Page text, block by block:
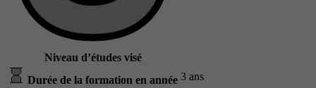
Niveau d’études visé
Durée de la formation en année 3 ans